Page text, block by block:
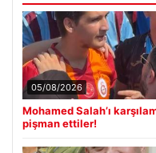
05/08/2026
Mohamed Salah’ı
pişman ettiler!